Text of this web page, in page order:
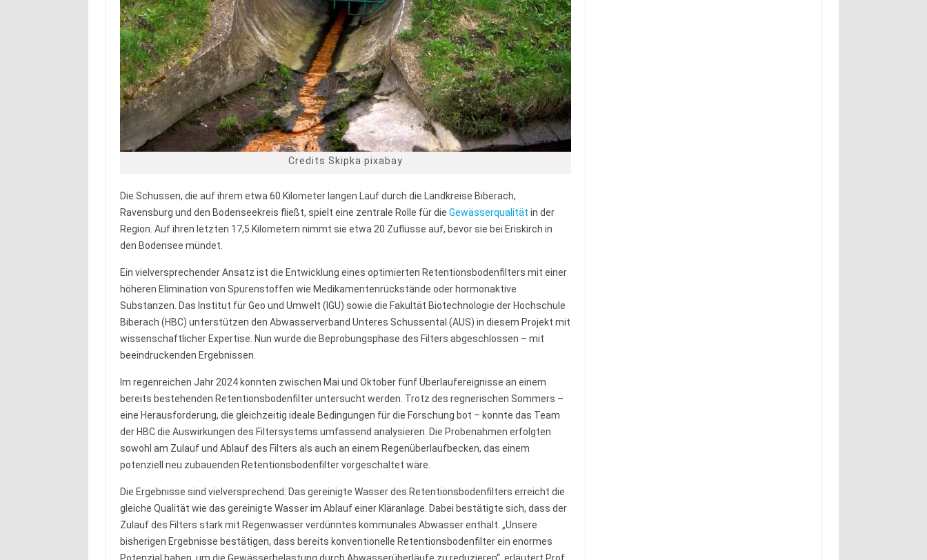
Credits Skipka pixabay
Die Schussen, die auf ihrem etwa 60 Kilometer langen Lauf durch die Landkreise Biberach,
Ravensburg und den Bodenseekreis fließt, spielt eine zentrale Rolle für die Gewässerqualität in der
Region. Auf ihren letzten 17,5 Kilometern nimmt sie etwa 20 Zuflüsse auf, bevor sie bei Eriskirch in
den Bodensee mündet.
Ein vielversprechender Ansatz ist die Entwicklung eines optimierten Retentionsbodenfilters mit einer
höheren Elimination von Spurenstoffen wie Medikamentenrückstände oder hormonaktive
Substanzen. Das Institut für Geo und Umwelt (IGU) sowie die Fakultät Biotechnologie der Hochschule
Biberach (HBC) unterstützen den Abwasserverband Unteres Schussental (AUS) in diesem Projekt mit
wissenschaftlicher Expertise. Nun wurde die Beprobungsphase des Filters abgeschlossen – mit
beeindruckenden Ergebnissen.
Im regenreichen Jahr 2024 konnten zwischen Mai und Oktober fünf Überlaufereignisse an einem
bereits bestehenden Retentionsbodenfilter untersucht werden. Trotz des regnerischen Sommers –
eine Herausforderung, die gleichzeitig ideale Bedingungen für die Forschung bot – konnte das Team
der HBC die Auswirkungen des Filtersystems umfassend analysieren. Die Probenahmen erfolgten
sowohl am Zulauf und Ablauf des Filters als auch an einem Regenüberlaufbecken, das einem
potenziell neu zubauenden Retentionsbodenfilter vorgeschaltet wäre.
Die Ergebnisse sind vielversprechend: Das gereinigte Wasser des Retentionsbodenfilters erreicht die
gleiche Qualität wie das gereinigte Wasser im Ablauf einer Kläranlage. Dabei bestätigte sich, dass der
Zulauf des Filters stark mit Regenwasser verdünntes kommunales Abwasser enthält. „Unsere
bisherigen Ergebnisse bestätigen, dass bereits konventionelle Retentionsbodenfilter ein enormes